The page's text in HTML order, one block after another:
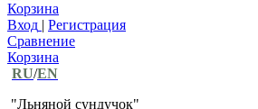
Корзина
Вход | Регистрация
Сравнение
Корзина
RU/EN
"Льняной сундучок"